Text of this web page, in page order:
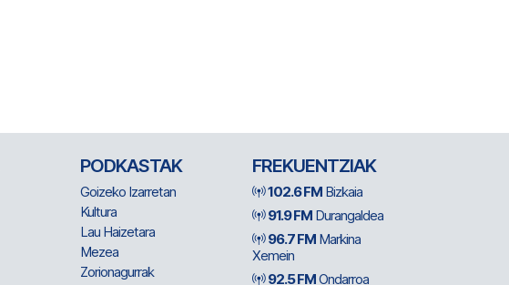
PODKASTAK
Goizeko Izarretan
Kultura
Lau Haizetara
Mezea
Zorionagurrak
FREKUENTZIAK
102.6 FM Bizkaia
91.9 FM Durangaldea
96.7 FM Markina
Xemein
92.5 FMOndarroa